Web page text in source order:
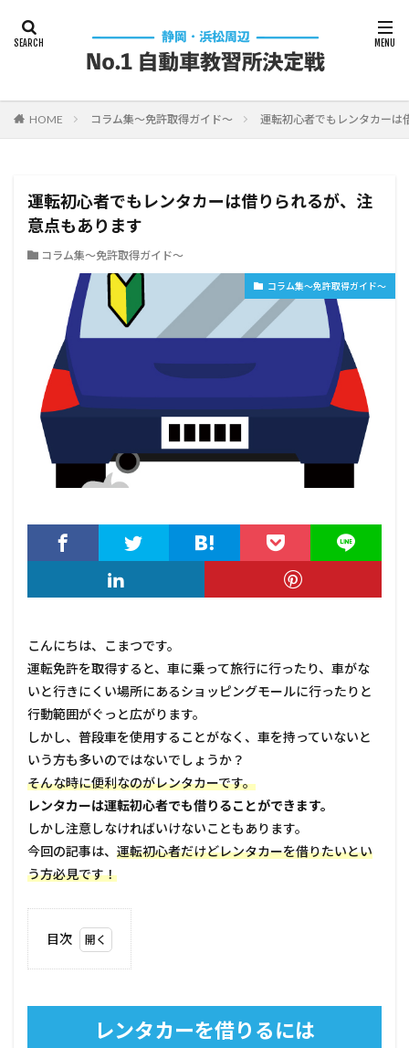
HOME コラム集～免許取得ガイド～ 運転初心者でもレンタカーは
運転初心者でもレンタカーは借りられるが、注
意点もあります
コラム集～免許取得ガイド～
コラム集～免許取得ガイド～
こんにちは、こまつです。
運転免許を取得すると、車に乗って旅行に行ったり、車がな
いと行きにくい場所にあるショッピングモールに行ったりと
行動範囲がぐっと広がります。
しかし、普段車を使用することがなく、車を持っていないと
いう方も多いのではないでしょうか？
そんな時に便利なのがレンタカーです。
レンタカーは運転初心者でも借りることができます。
しかし注意しなければいけないこともあります。
今回の記事は、 運転初心者だけどレンタカーを借りたいとい
う方必見です！
目次
レンタカーを借りるには